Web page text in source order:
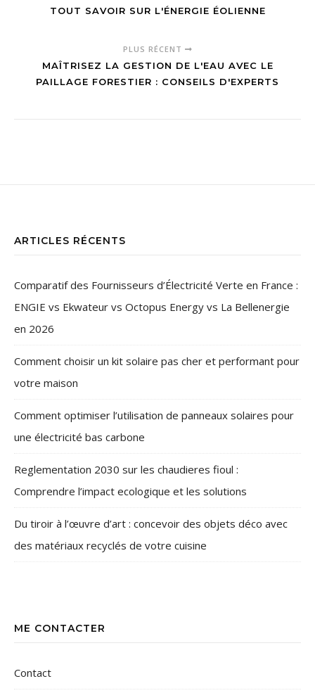
TOUT SAVOIR SUR L'ÉNERGIE ÉOLIENNE
PLUS RÉCENT
MAÎTRISEZ LA GESTION DE L'EAU AVEC LE
PAILLAGE FORESTIER : CONSEILS D'EXPERTS
ARTICLES RÉCENTS
Comparatif des Fournisseurs d’Électricité Verte en France :
ENGIE vs Ekwateur vs Octopus Energy vs La Bellenergie
en 2026
Comment choisir un kit solaire pas cher et performant pour
votre maison
Comment optimiser l’utilisation de panneaux solaires pour
une électricité bas carbone
Reglementation 2030 sur les chaudieres fioul :
Comprendre l’impact ecologique et les solutions
Du tiroir à l’œuvre d’art : concevoir des objets déco avec
des matériaux recyclés de votre cuisine
ME CONTACTER
Contact